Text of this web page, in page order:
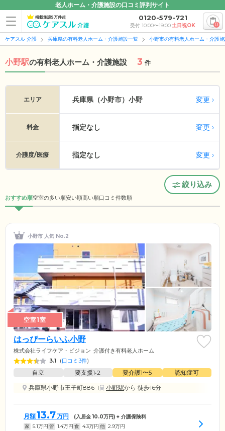
老人ホーム・介護施設の口コミ評判サイト
掲載施設5万件超 0120-579-721
受付 10:00〜19:00土日祝OK 0
ケアスル 介護 兵庫県の有料老人ホーム・介護施設一覧 小野市の有料老人ホーム・介護
小野駅の有料老人ホーム・介護施設 3 件
エリア 兵庫県（小野市） 小野 変更
料金 指定なし 変更
介護度/医療 指定なし 変更
絞り込み
おすすめ順空室の多い順安い順高い順口コミ件数順
小野市 人気 No.2
空室1室
はっぴーらいふ小野
株式会社ライフケア・ビジョン 介護付き有料老人ホーム
3.1 (口コミ3件)
自立 要支援1•2 要介護1〜5
認知症可
兵庫県小野市王子町886-1
小野駅から 徒歩16分
月額13.7万円 (入居金10.0万円) + 介護保険料
家 5.1万円 管 1.4万円 食 4.3万円 他 2.9万円